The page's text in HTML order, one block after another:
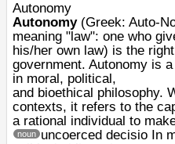
Autonomy
Autonomy(Greek: Auto-
meaning "law": one who
his/her own law) is the
government. Autonomy is a
in moral, political,
and bioethical philosophy.
contexts, it refers to the
a rational individual to
uncoerced decisio
noun
In